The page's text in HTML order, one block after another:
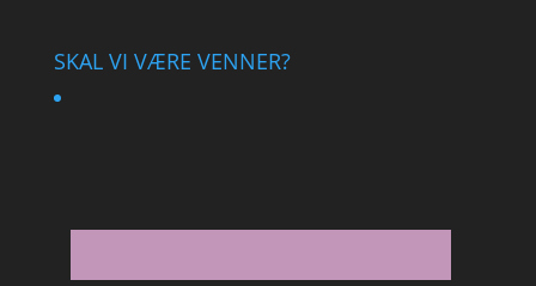
SKAL VI VÆRE VENNER?